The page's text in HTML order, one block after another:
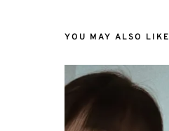
YOU MAY ALSO LIKE